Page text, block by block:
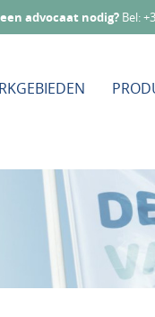
advocaat nodig? Bel: